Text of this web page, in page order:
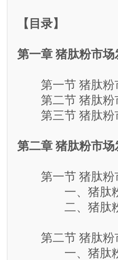
【目录】
第一章 猪肽粉市场
第一节 猪肽粉
第二节 猪肽粉
第三节 猪肽粉
第二章 猪肽粉市
第一节 猪肽粉
一、猪肽粉
二、猪肽粉
第二节 猪肽粉
一、猪肽粉